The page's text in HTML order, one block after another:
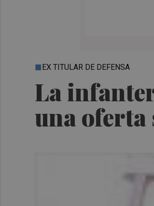
La
una oferta
EX TITULAR DE DEFENSA